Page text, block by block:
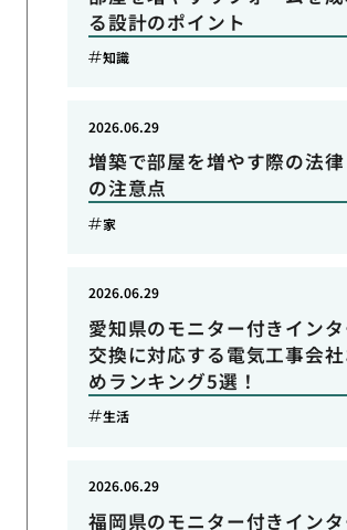
る設計のポイント
知識
増築で部屋を増やす際の法
の注意点
2026.06.29
家
愛知県のモニター付きイン
交換に対応する電気工事会
めランキング5選！
2026.06.29
生活
福岡県のモニター付きイン
2026.06.29